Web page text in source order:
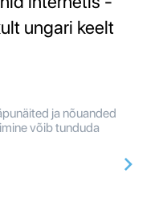
ungari keelt
ja nõuanded
võib tunduda